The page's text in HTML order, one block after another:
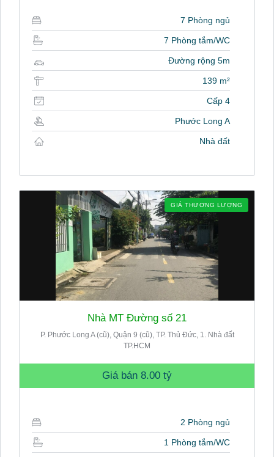
7 Phòng ngủ
7 Phòng tắm/WC
Đường rộng 5m
139 m²
Cấp 4
Phước Long A
Nhà đất
GIÁ THƯƠNG LƯỢNG
Nhà MT Đường số 21
P. Phước Long A (cũ), Quận 9 (cũ), TP. Thủ Đức, 1. Nhà đất
TP.HCM
Giá bán 8.00 tỷ
2 Phòng ngủ
1 Phòng tắm/WC